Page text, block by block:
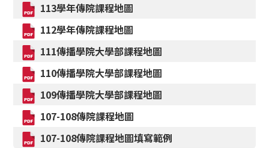
113學年傳院課程地圖
112學年傳院課程地圖
111傳播學院大學部課程地圖
110傳播學院大學部課程地圖
109傳播學院大學部課程地圖
107-108傳院課程地圖
107-108傳院課程地圖填寫範例